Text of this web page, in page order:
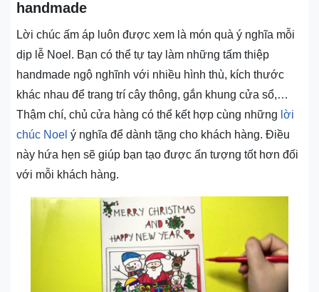
handmade
Lời chúc ấm áp luôn được xem là món quà ý nghĩa mỗi
dịp lễ Noel. Bạn có thể tự tay làm những tấm thiệp
handmade ngộ nghĩnh với nhiều hình thù, kích thước
khác nhau để trang trí cây thông, gắn khung cửa sổ,…
Thậm chí, chủ cửa hàng có thể kết hợp cùng những lời
chúc Noel ý nghĩa để dành tặng cho khách hàng. Điều
này hứa hẹn sẽ giúp bạn tạo được ấn tượng tốt hơn đối
với mỗi khách hàng.